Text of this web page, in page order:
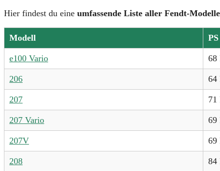
Hier findest du eine umfassende Liste aller Fendt-Modelle
Modell PS
e100 Vario 68
206 64
207 71
207 Vario 69
207V 69
208 84